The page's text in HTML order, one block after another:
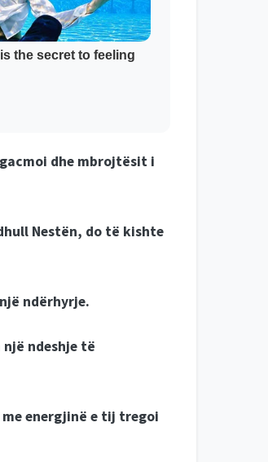
dhe mbrojtësit i
Nestën, do të kishte
ndërhyrje.
një ndeshje të
energjinë e tij tregoi